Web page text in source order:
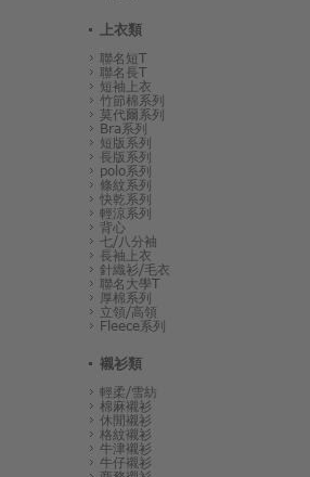
上衣類
聯名短T
聯名長T
短袖上衣
竹節棉系列
莫代爾系列
Bra系列
短版系列
長版系列
polo系列
條紋系列
快乾系列
輕涼系列
背心
七/八分袖
長袖上衣
針織衫/毛衣
聯名大學T
厚棉系列
立領/高領
Fleece系列
襯衫類
輕柔/雪紡
棉麻襯衫
休閒襯衫
格紋襯衫
牛津襯衫
牛仔襯衫